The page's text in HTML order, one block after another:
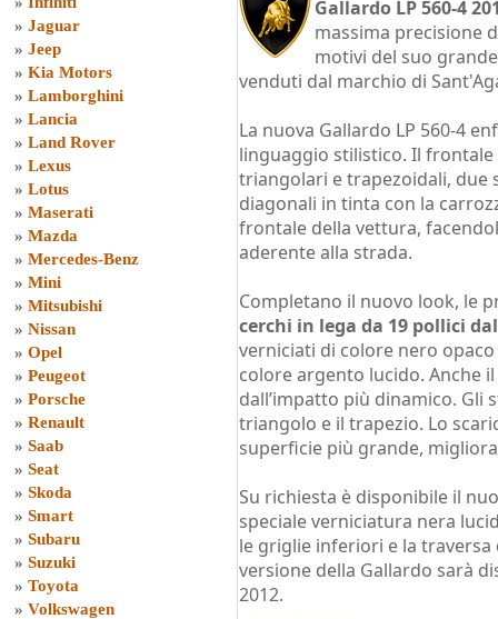
» Jaguar
» Jeep
» Kia Motors
» Lamborghini
» Lancia
» Land Rover
» Lexus
» Lotus
» Maserati
» Mazda
» Mercedes-Benz
» Mini
» Mitsubishi
» Nissan
» Opel
» Peugeot
» Porsche
» Renault
» Saab
» Seat
» Skoda
» Smart
» Subaru
» Suzuki
» Toyota
» Volkswagen
Gallardo LP 560-4
massima precisione
motivi del suo
venduti dal marchio di
La nuova Gallardo LP 560-4
linguaggio stilistico. Il
triangolari e trapezoidali, due
diagonali in tinta con la
frontale della vettura,
aderente alla strada.
Completano il nuovo look, le
cerchi in lega da 19 pollici
verniciati di colore nero
colore argento lucido. Anche
dall’impatto più dinamico. Gli
triangolo e il trapezio. Lo
superficie più grande,
Su richiesta è disponibile il
speciale verniciatura nera
le griglie inferiori e la
versione della Gallardo sarà
2012.